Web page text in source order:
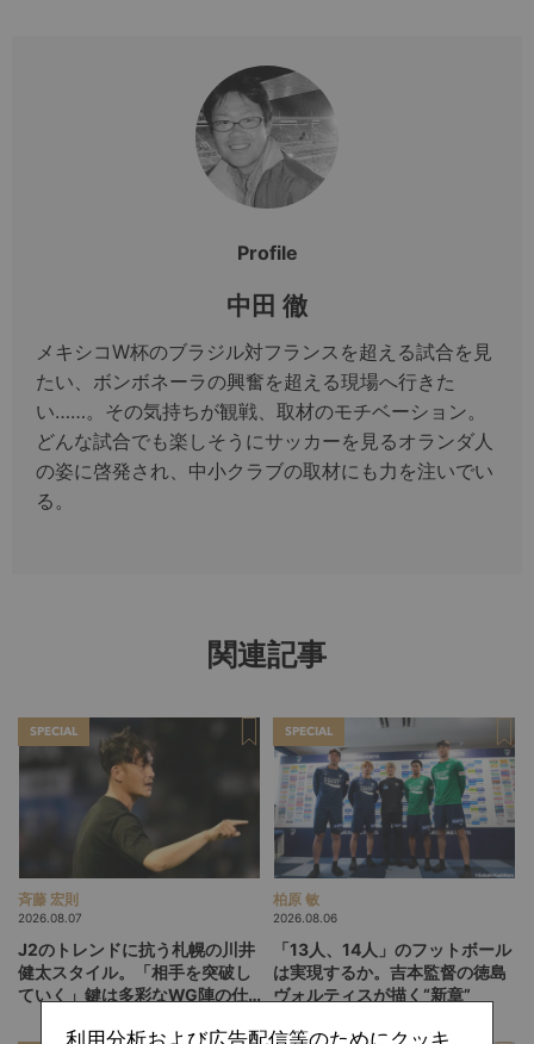
Profile
中田 徹
メキシコW杯のブラジル対フランスを超える試合を見
たい、ボンボネーラの興奮を超える現場へ行きた
い……。その気持ちが観戦、取材のモチベーション。
どんな試合でも楽しそうにサッカーを見るオランダ人
の姿に啓発され、中小クラブの取材にも力を注いでい
る。
関連記事
SPECIAL
斉藤 宏則
2026.08.07
J2のトレンドに抗う札幌の川井
健太スタイル。「相手を突破し
ていく」鍵は多彩なWG陣の仕
SPECIAL
柏原 敏
2026.08.06
「13人、14人」のフットボール
は実現するか。吉本監督の徳島
ヴォルティスが描く“新章”
利用分析および広告配信等のためにクッキ